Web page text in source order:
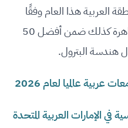
المنطقة العربية هذا العام وفقًا
لتصنيف QS. صُنِّفت جامعة القاهرة كذلك ضمن أفضل 50
هندسة البترول.
في الإمارات العربية المتحدة